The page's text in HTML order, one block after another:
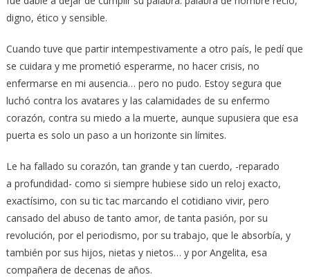
digno, ético y sensible.
Cuando tuve que partir intempestivamente a otro país, le pedí que
se cuidara y me prometió esperarme, no hacer crisis, no
enfermarse en mi ausencia… pero no pudo. Estoy segura que
luchó contra los avatares y las calamidades de su enfermo
corazón, contra su miedo a la muerte, aunque supusiera que esa
puerta es solo un paso a un horizonte sin límites.
Le ha fallado su corazón, tan grande y tan cuerdo, -reparado
a profundidad- como si siempre hubiese sido un reloj exacto,
exactísimo, con su tic tac marcando el cotidiano vivir, pero
cansado del abuso de tanto amor, de tanta pasión, por su
revolución, por el periodismo, por su trabajo, que le absorbía, y
también por sus hijos, nietas y nietos… y por Angelita, esa
compañera de decenas de años.